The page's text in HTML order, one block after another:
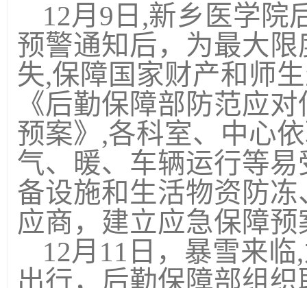
12月 9 日 ,新乡医学院
预警通知后，为最大
失,保障国家财产和师
《后勤保障部防范应
预案》 ,各科室、中心
气、暖、车辆运行等
备设施和生活物资防
应商，建立应急保障
12月 11 日，暴雪来临,
出行，后勤保障部组